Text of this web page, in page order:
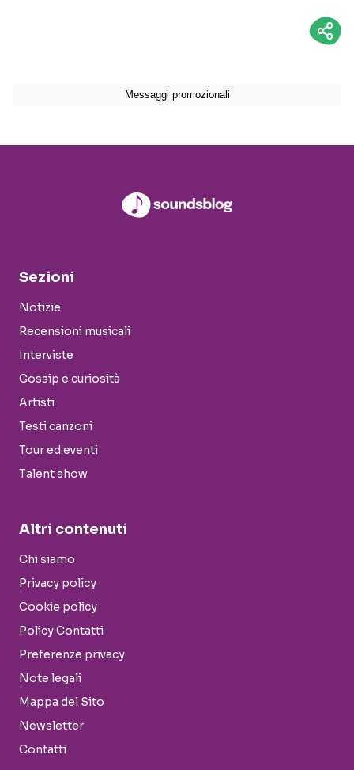
Sezioni
Notizie
Recensioni musicali
Interviste
Gossip e curiosità
Artisti
Testi canzoni
Tour ed eventi
Talent show
Altri contenuti
Chi siamo
Privacy policy
Cookie policy
Policy Contatti
Preferenze privacy
Note legali
Mappa del Sito
Newsletter
Contatti